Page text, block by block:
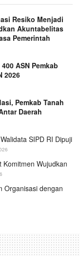
Resiko Menjadi
Akuntabelitas
Pemerintah
ASN Pemkab
2026
Pemkab Tanah
Daerah
SIPD RI Dipuji
Wujudkan
Organisasi dengan